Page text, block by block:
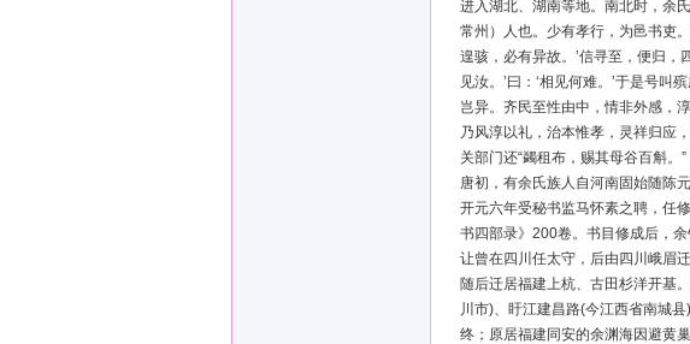
进入湖北、湖南等地。南北时，余
常州）人也。少有孝行，为邑书吏
遑骇，必有异故。’信寻至，便归，
见汝。’曰：‘相见何难。’于是号
岂异。齐民至性由中，情非外感，
乃风淳以礼，治本惟孝，灵祥归应
关部门还“蠲租布，赐其母谷百斛。”
唐初，有余氏族人自河南固始随陈
开元六年受秘书监马怀素之聘，任
书四部录》200卷。书目修成后，
让曾在四川任太守，后由四川峨眉
随后迁居福建上杭、古田杉洋开基
川市)、盱江建昌路(今江西省南城
终；原居福建同安的余渊海因避黄